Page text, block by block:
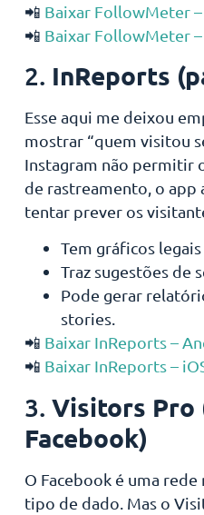
📲 Baixar FollowMeter
📲 Baixar FollowMeter –
2. InReports
Esse aqui me deixou
mostrar “quem visitou
Instagram não permitir
de rastreamento, o app
tentar prever os
Tem gráficos
Traz sugestões de
Pode gerar
stories.
📲 Baixar InReports –
📲 Baixar InReports –
3. Visitors Pro
Facebook)
O Facebook é uma rede
tipo de dado. Mas o